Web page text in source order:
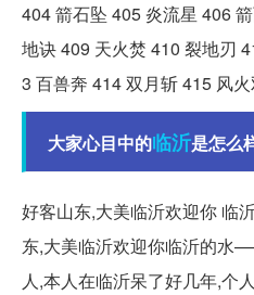
404 箭石坠 405 炎流星 406
地诀 409 天火焚 410 裂地刃
3 百兽奔 414 双月斩 415 风火
大家心目中的临沂是怎么
好客山东,大美临沂欢迎你
东,大美临沂欢迎你临沂的水
人,本人在临沂呆了好几年,个